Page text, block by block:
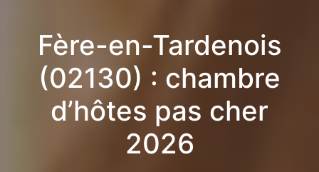
Fère-en-Tardenois
(02130) : chambre
d’hôtes pas cher
2026